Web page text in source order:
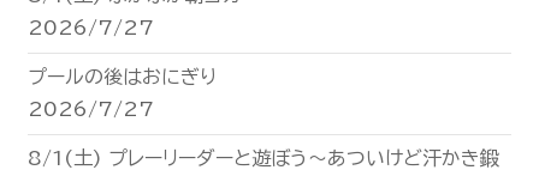
2026/7/27
プールの後はおにぎり
2026/7/27
8/1(土) プレーリーダーと遊ぼう〜あついけど汗かき鍛